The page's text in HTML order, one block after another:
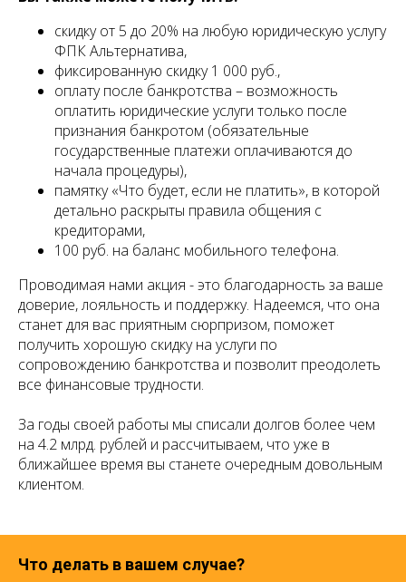
скидку от 5 до 20% на любую юридическую услугу
ФПК Альтернатива,
фиксированную скидку 1 000 руб.,
оплату после банкротства – возможность
оплатить юридические услуги только после
признания банкротом (обязательные
государственные платежи оплачиваются до
начала процедуры),
памятку «Что будет, если не платить», в которой
детально раскрыты правила общения с
кредиторами,
100 руб. на баланс мобильного телефона.
Проводимая нами акция - это благодарность за ваше
доверие, лояльность и поддержку. Надеемся, что она
станет для вас приятным сюрпризом, поможет
получить хорошую скидку на услуги по
сопровождению банкротства и позволит преодолеть
все финансовые трудности.
За годы своей работы мы списали долгов более чем
на 4.2 млрд. рублей и рассчитываем, что уже в
ближайшее время вы станете очередным довольным
клиентом.
Что делать в вашем случае?